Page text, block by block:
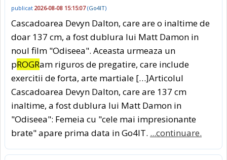
publicat 2026-08-08 15:15:07(Go4IT)
Cascadoarea Devyn Dalton, care are o inaltime de
doar 137 cm, a fost dublura lui Matt Damon in
noul film "Odiseea". Aceasta urmeaza un
pROGRam riguros de pregatire, care include
exercitii de forta, arte martiale […]Articolul
Cascadoarea Devyn Dalton, care are 137 cm
inaltime, a fost dublura lui Matt Damon in
"Odiseea": Femeia cu "cele mai impresionante
brate" apare prima data in Go4IT. ...continuare.